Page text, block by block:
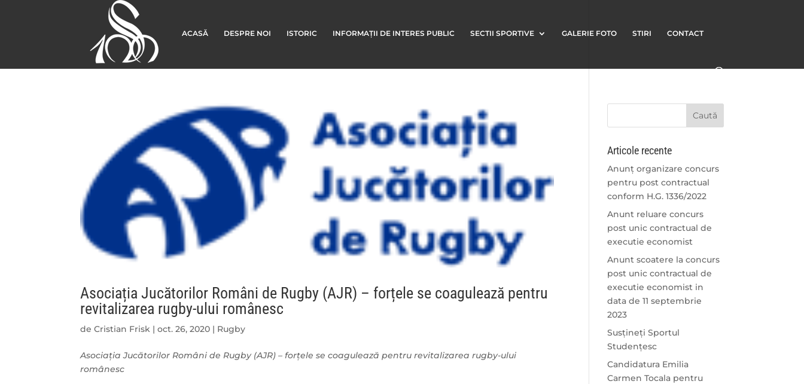
ACASĂ DESPRE NOI ISTORIC INFORMAȚII DE INTERES PUBLIC SECTII SPORTIVE GALERIE FOTO STIRI CONTACT
Asociația Jucătorilor Români de Rugby (AJR) – forțele se coagulează pentru
revitalizarea rugby-ului românesc
deCristian Frisk |oct. 26, 2020 | Rugby
Asociația Jucătorilor Români de Rugby (AJR) – forțele se coagulează pentru revitalizarea rugby-ului
românesc
Articole recente
Anunț organizare concurs
pentru post contractual
conform H.G. 1336/2022
Anunt reluare concurs
post unic contractual de
executie economist
Anunt scoatere la concurs
post unic contractual de
executie economist in
data de 11 septembrie
2023
Susțineți Sportul
Studențesc
Candidatura Emilia
Carmen Tocala pentru